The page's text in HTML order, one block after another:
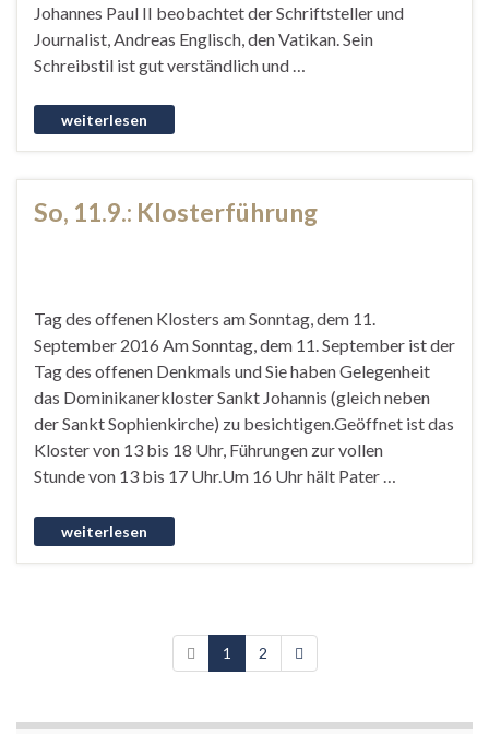
Johannes Paul II beobachtet der Schriftsteller und
Journalist, Andreas Englisch, den Vatikan. Sein
Schreibstil ist gut verständlich und …
So, 11.9.: Klosterführung
Tag des offenen Klosters am Sonntag, dem 11.
September 2016 Am Sonntag, dem 11. September ist der
Tag des offenen Denkmals und Sie haben Gelegenheit
das Dominikanerkloster Sankt Johannis (gleich neben
der Sankt Sophienkirche) zu besichtigen.Geöffnet ist das
Kloster von 13 bis 18 Uhr, Führungen zur vollen
Stunde von 13 bis 17 Uhr.Um 16 Uhr hält Pater …
1 2